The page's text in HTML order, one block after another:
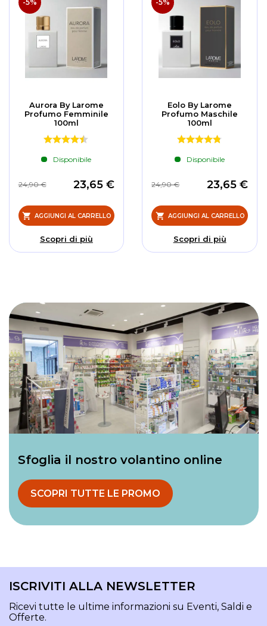
-5%
Aurora By Larome
Profumo Femminile
100ml
Disponibile
23,65 €
24,90 €
AGGIUNGI AL CARRELLO
Scopri di più
-5%
Eolo By Larome
Profumo Maschile
100ml
Disponibile
23,65 €
24,90 €
AGGIUNGI AL CARRELLO
Scopri di più
Sfoglia il nostro volantino online
SCOPRI TUTTE LE PROMO
ISCRIVITI ALLA NEWSLETTER
Ricevi tutte le ultime informazioni su Eventi, Saldi e
Offerte.